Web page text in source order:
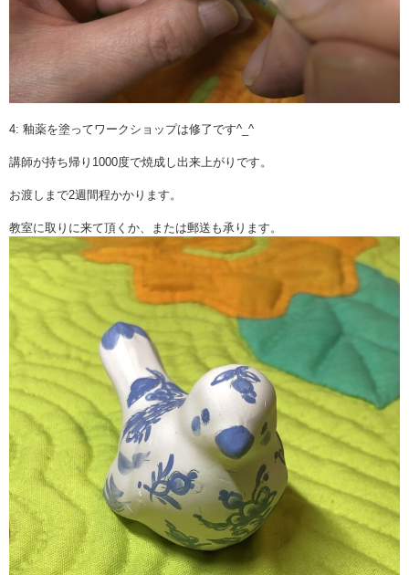
4: 釉薬を塗ってワークショップは修了です^_^
講師が持ち帰り1000度で焼成し出来上がりです。
お渡しまで2週間程かかります。
教室に取りに来て頂くか、または郵送も承ります。